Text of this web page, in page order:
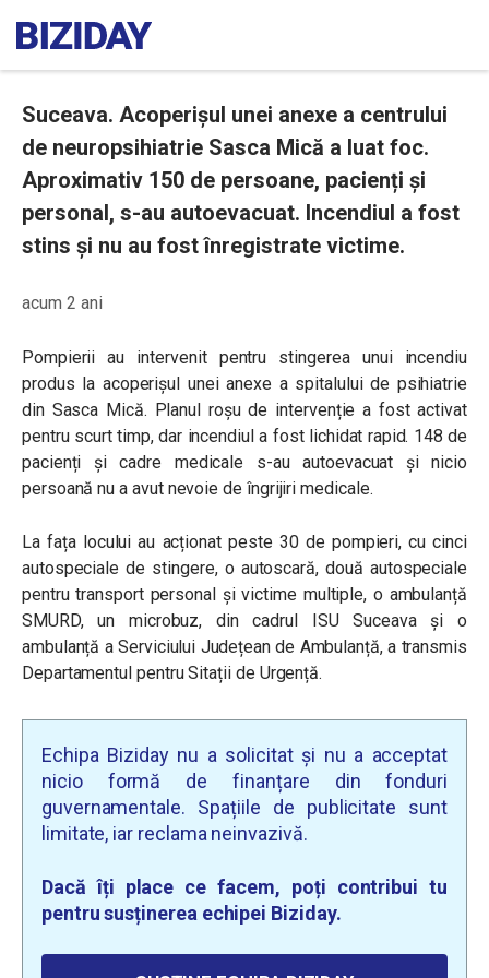
Suceava. Acoperișul unei anexe a centrului
de neuropsihiatrie Sasca Mică a luat foc.
Aproximativ 150 de persoane, pacienți și
personal, s-au autoevacuat. Incendiul a fost
stins și nu au fost înregistrate victime.
acum 2 ani
Pompierii au intervenit pentru stingerea unui incendiu
produs la acoperișul unei anexe a spitalului de psihiatrie
din Sasca Mică. Planul roșu de intervenție a fost activat
pentru scurt timp, dar incendiul a fost lichidat rapid. 148 de
pacienți și cadre medicale s-au autoevacuat și nicio
persoană nu a avut nevoie de îngrijiri medicale.
La fața locului au acționat peste 30 de pompieri, cu cinci
autospeciale de stingere, o autoscară, două autospeciale
pentru transport personal și victime multiple, o ambulanță
SMURD, un microbuz, din cadrul ISU Suceava și o
ambulanță a Serviciului Județean de Ambulanță, a transmis
Departamentul pentru Sitații de Urgență.
Echipa Biziday nu a solicitat și nu a acceptat
nicio formă de finanțare din fonduri
guvernamentale. Spațiile de publicitate sunt
limitate, iar reclama neinvazivă.
Dacă îți place ce facem, poți contribui tu
pentru susținerea echipei Biziday.